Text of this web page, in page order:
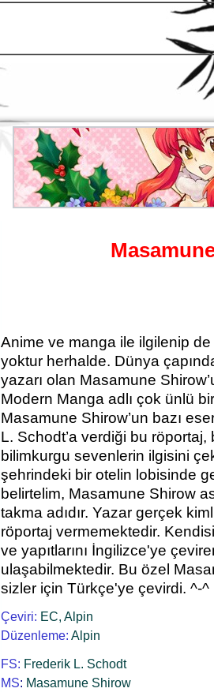
Anime ve manga ile ilgilenip
yoktur herhalde. Dünya
yazarı olan Masamune
Modern Manga adlı çok ünlü
Masamune Shirow’un bazı
L. Schodt’a verdiği bu
bilimkurgu sevenlerin ilgisini
şehrindeki bir otelin lobisinde
belirtelim, Masamune Shirow
takma adıdır. Yazar gerçek
röportaj vermemektedir.
ve yapıtlarını İngilizce'ye
ulaşabilmektedir. Bu özel
sizler için Türkçe'ye çevirdi. ^-^
Çeviri: EC, Alpin
Düzenleme: Alpin
FS: Frederik L. Schodt
MS: Masamune Shirow